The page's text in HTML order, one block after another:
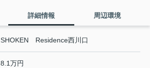
詳細情報 周辺環境
SHOKEN Residence西川口
8.1万円